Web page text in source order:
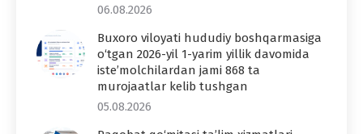
06.08.2026
Buxoro viloyati hududiy boshqarmasiga
o‘tgan 2026-yil 1-yarim yillik davomida
iste’molchilardan jami 868 ta
murojaatlar kelib tushgan
05.08.2026